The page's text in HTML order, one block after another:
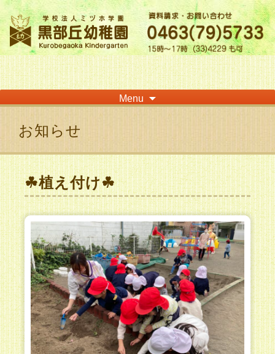
神奈川県平塚市の「学校法人ミヅホ学園黒部丘幼稚園」です！高麗山が見える閑静
な住宅街にある静かな環境で幼児教育を行っています
Menu
content
お知らせ
☘植え付け☘